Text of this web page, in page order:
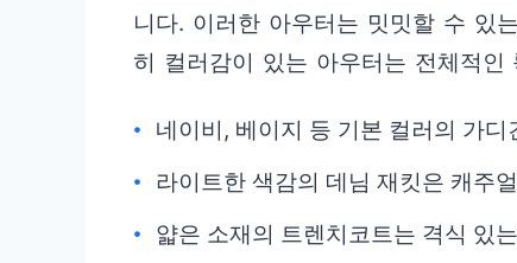
니다. 이러한 아우터는 밋밋할 수 있
히 컬러감이 있는 아우터는 전체적
네이비, 베이지 등 기본 컬러의 가
라이트한 색감의 데님 재킷은 캐주
얇은 소재의 트렌치코트는 격식 있